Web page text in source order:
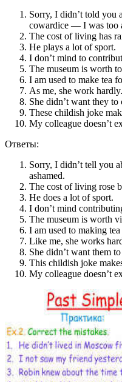
Sorry, I didn’t told you
cowardice — I was too
The cost of living has
He plays a lot of sport.
I don’t mind to
The museum is worth
I am used to make tea
As me, she work hardly.
She didn’t want they
These childish joke
My colleague doesn’t
Ответы:
Sorry, I didn’t tell you
ashamed.
The cost of living rose
He does a lot of sport.
I don’t mind
The museum is worth
I am used to making
Like me, she works
She didn’t want them
This childish joke
My colleague doesn’t